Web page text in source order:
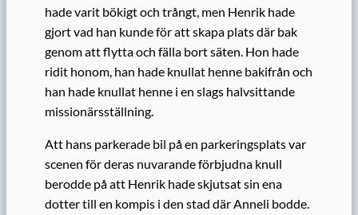
hade varit bökigt och trångt, men Henrik hade
gjort vad han kunde för att skapa plats där bak
genom att flytta och fälla bort säten. Hon hade
ridit honom, han hade knullat henne bakifrån och
han hade knullat henne i en slags halvsittande
missionärsställning.
Att hans parkerade bil på en parkeringsplats var
scenen för deras nuvarande förbjudna knull
berodde på att Henrik hade skjutsat sin ena
dotter till en kompis i den stad där Anneli bodde.